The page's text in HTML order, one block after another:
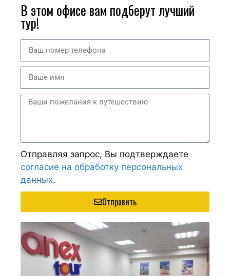
В этом офисе вам подберут лучший
тур!
Отправляя запрос, Вы подтверждаете
согласие на обработку персональных
данных.
Отправить